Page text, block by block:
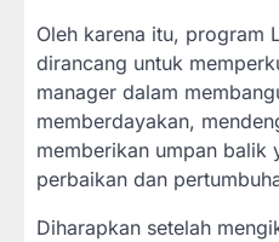
Oleh karena itu, program
dirancang untuk
manager dalam
memberdayakan,
memberikan umpan balik
perbaikan dan
Diharapkan setelah